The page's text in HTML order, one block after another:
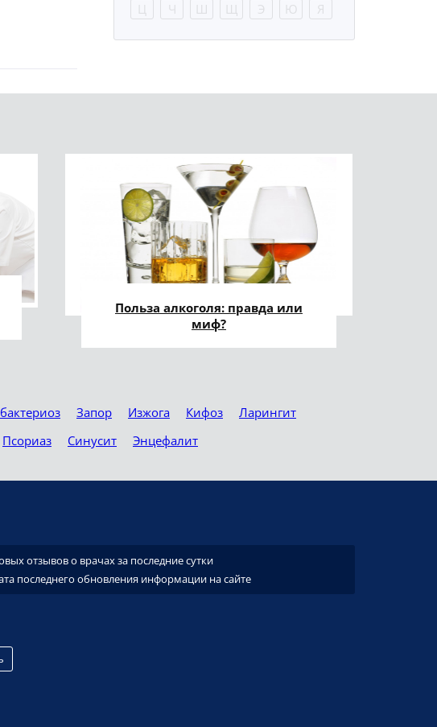
Ц
Ч Ш Щ Э Ю Я
Польза алкоголя: правда или
миф?
Запор Изжога Кифоз
Ларингит
Псориаз Синусит Энцефалит
отзывов о врачах за последние сутки
последнего обновления информации на сайте